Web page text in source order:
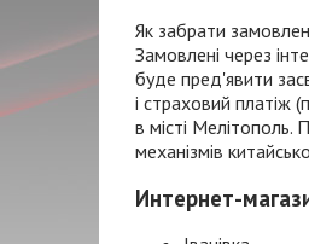
Як забрати
Замовлені через
буде пред'явити
і страховий платіж
в місті
механізмів
Интернет-